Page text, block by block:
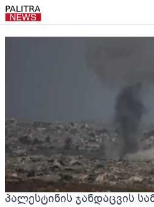
პალესტინის ჯანდაცვის